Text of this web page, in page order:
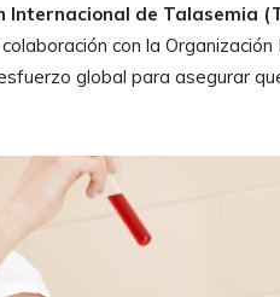
Internacional de Talasemia
con la
global para asegurar